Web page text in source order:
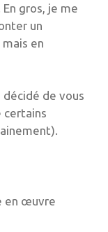
gros, je me
un
en
décidé de vous
certains
en œuvre